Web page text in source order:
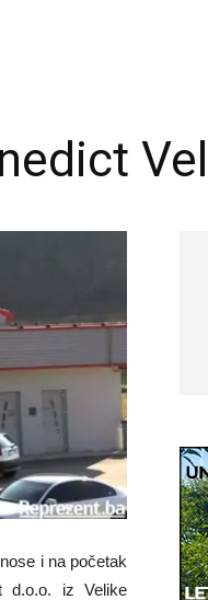
i na početak
d.o.o. iz Velike